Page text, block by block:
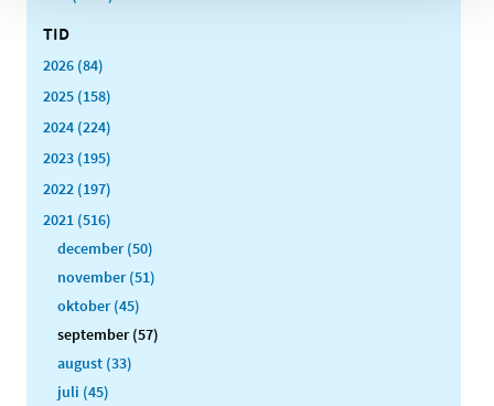
TID
2026 (84)
2025 (158)
2024 (224)
2023 (195)
2022 (197)
2021 (516)
december (50)
november (51)
oktober (45)
september (57)
august (33)
juli (45)